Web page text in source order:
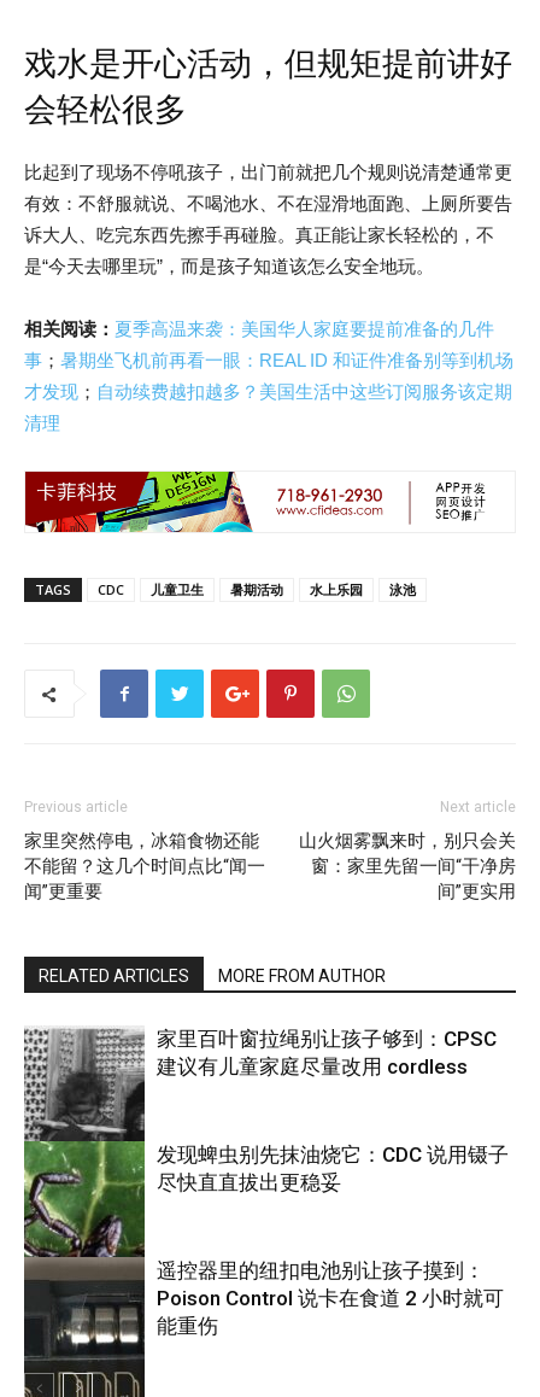
戏水是开心活动，但规矩提前讲好
会轻松很多
比起到了现场不停吼孩子，出门前就把几个规则说清楚通常更
有效：不舒服就说、不喝池水、不在湿滑地面跑、上厕所要告
诉大人、吃完东西先擦手再碰脸。真正能让家长轻松的，不
是“今天去哪里玩”，而是孩子知道该怎么安全地玩。
相关阅读： 夏季高温来袭：美国华人家庭要提前准备的几件
事 ； 暑期坐飞机前再看一眼：REAL ID 和证件准备别等到机场
才发现 ； 自动续费越扣越多？美国生活中这些订阅服务该定期
清理
TAGS CDC 儿童卫生 暑期活动 水上乐园 泳池
Previous article
家里突然停电，冰箱食物还能
不能留？这几个时间点比“闻一
闻”更重要
Next article
山火烟雾飘来时，别只会关
窗：家里先留一间“干净房
间”更实用
RELATED ARTICLES MORE FROM AUTHOR
热点
家里百叶窗拉绳别让孩子够到：CPSC
建议有儿童家庭尽量改用 cordless
养生
发现蜱虫别先抹油烧它：CDC 说用镊子
尽快直直拔出更稳妥
遥控器里的纽扣电池别让孩子摸到：
Poison Control 说卡在食道 2 小时就可
能重伤